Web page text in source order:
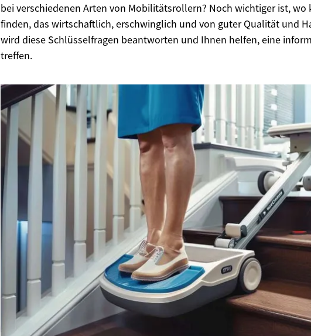
bei verschiedenen Arten von Mobilitätsrollern? Noch wichtiger ist, wo
finden, das wirtschaftlich, erschwinglich und von guter Qualität und
wird diese Schlüsselfragen beantworten und Ihnen helfen, eine
treffen.